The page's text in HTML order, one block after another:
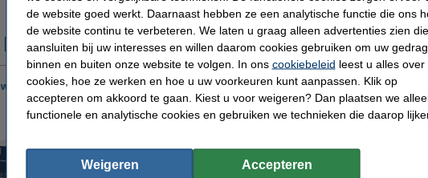
Nu bestellen is maandag in huis
€ 54,50
€ 45,04 Exclusief 21% BTW
handdoeken Tork 100278 2-laags | 15 pakken | Geschikt voor Tork H3 dispenser
Omschrijving
Deze Tork soft singlefold papieren handdoeken zijn geschikt voor
scheurbestendige handdoeken zijn bedoeld voor handdroging,
Z-vouw ontstaat er een vel-voor-vel-dosering, waardoor zowel de
wordt verminderd. Ideaal voor professioneel gebruik in een
bezoekersaantal.
de website goed werkt. Daarnaast hebben ze een analytische functie die ons
de website continu te verbeteren. We laten u graag alleen advertenties zien die
aansluiten bij uw interesses en willen daarom cookies gebruiken om uw gedrag
binnen en buiten onze website te volgen. In ons cookiebeleid leest u alles over
cookies, hoe ze werken en hoe u uw voorkeuren kunt aanpassen. Klik op
accepteren om akkoord te gaan. Kiest u voor weigeren? Dan plaatsen we
functionele en analytische cookies en gebruiken we technieken die daarop
Weigeren Accepteren